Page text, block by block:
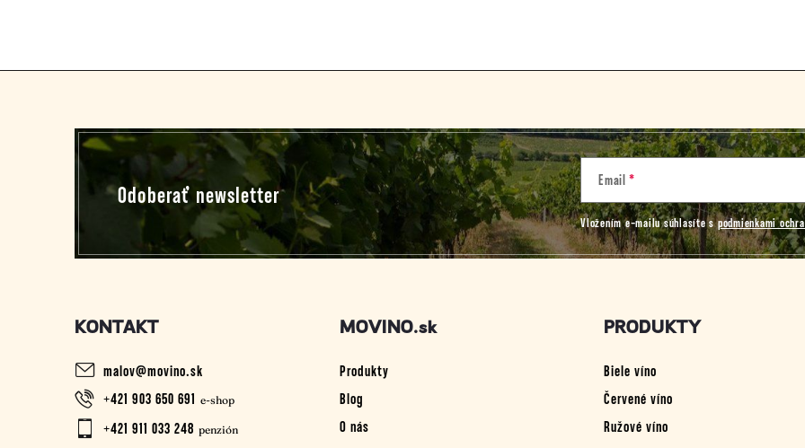
Odoberať newsletter
Email
Vložením e-mailu súhlasíte spodmienkami
KONTAKT
malov@movino.sk
+421 903 650 691
+421 911 033 248
MOVINO.sk
Produkty
Blog
O nás
PRODUKTY
Biele víno
Červené víno
Ružové víno